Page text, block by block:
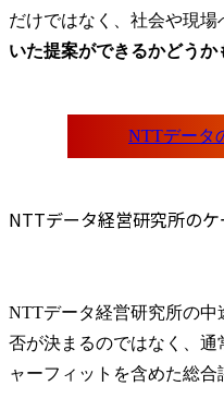
だけではなく、社会や現場
いた提案ができるかどう
NTTデータ経営研究所の
NTTデータ経営研究所の
否が決まるのではなく、
ャーフィットを含めた総合